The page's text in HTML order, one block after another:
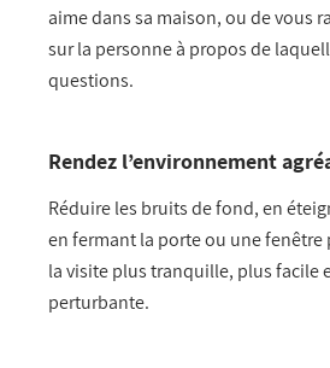
aime dans sa maison, ou de vous
sur la personne à propos de
questions.
Rendez l’environnement
Réduire les bruits de fond, en
en fermant la porte ou une fenêtre
la visite plus tranquille, plus facile
perturbante.